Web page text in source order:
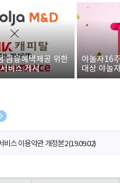
금융혜택제공 위한
비스 게시
야놀자16
대상 야놀
폰 증정
처리방침 개정본1 (19.09.02)
비스 이용약관 개정본2 (19.09.02)